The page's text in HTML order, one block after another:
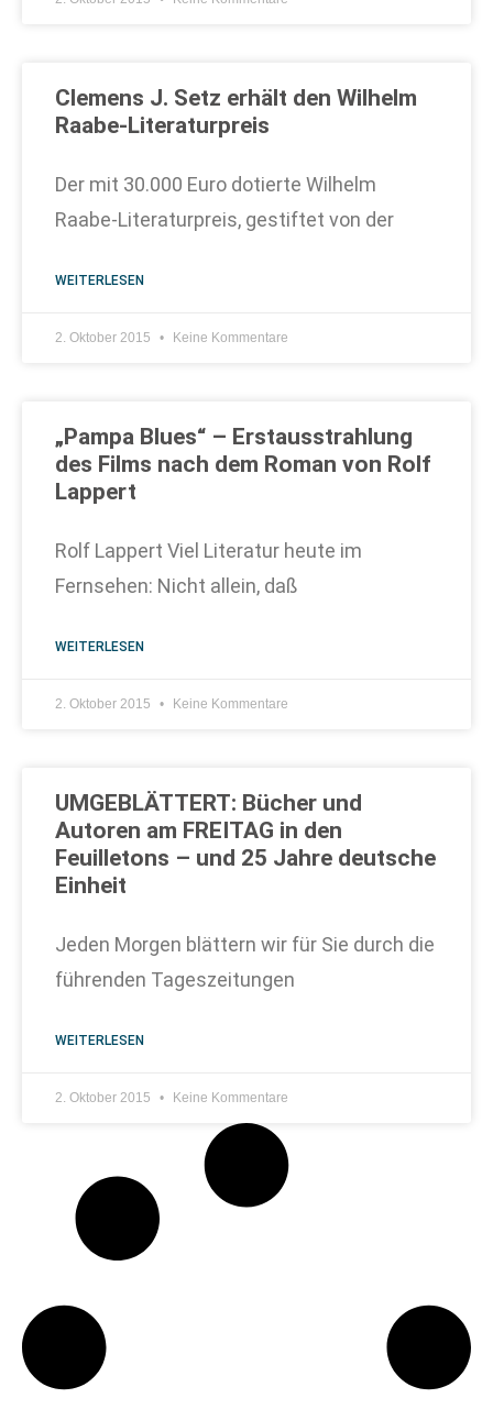
Clemens J. Setz erhält den Wilhelm
Raabe-Literaturpreis
Der mit 30.000 Euro dotierte Wilhelm
Raabe-Literaturpreis, gestiftet von der
WEITERLESEN
2. Oktober 2015 Keine Kommentare
„Pampa Blues“ – Erstausstrahlung
des Films nach dem Roman von Rolf
Lappert
Rolf Lappert Viel Literatur heute im
Fernsehen: Nicht allein, daß
WEITERLESEN
2. Oktober 2015 Keine Kommentare
UMGEBLÄTTERT: Bücher und
Autoren am FREITAG in den
Feuilletons – und 25 Jahre deutsche
Einheit
Jeden Morgen blättern wir für Sie durch die
führenden Tageszeitungen
WEITERLESEN
2. Oktober 2015 Keine Kommentare